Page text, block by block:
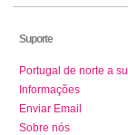
Suporte
Portugal de norte a sul
Informações
Enviar Email
Sobre nós